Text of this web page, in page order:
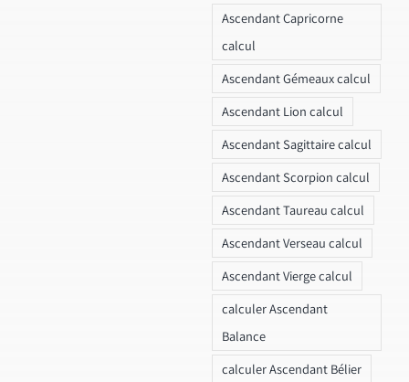
Ascendant Capricorne
calcul
Ascendant Gémeaux calcul
Ascendant Lion calcul
Ascendant Sagittaire calcul
Ascendant Scorpion calcul
Ascendant Taureau calcul
Ascendant Verseau calcul
Ascendant Vierge calcul
calculer Ascendant
Balance
calculer Ascendant Bélier